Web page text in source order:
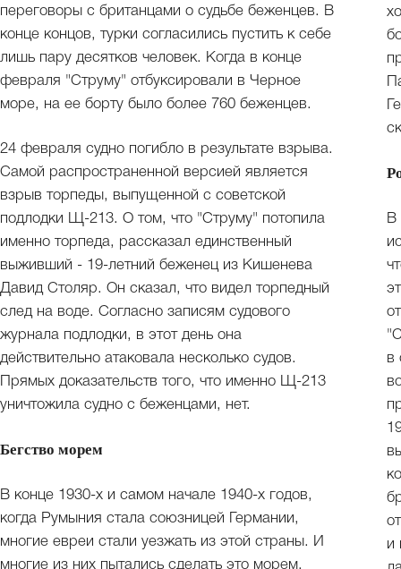
переговоры с британцами о судьбе беженцев. В
конце концов, турки согласились пустить к себе
лишь пару десятков человек. Когда в конце
февраля "Струму" отбуксировали в Черное
море, на ее борту было более 760 беженцев.
24 февраля судно погибло в результате взрыва.
Самой распространенной версией является
взрыв торпеды, выпущенной с советской
подлодки Щ-213. О том, что "Струму" потопила
именно торпеда, рассказал единственный
выживший - 19-летний беженец из Кишенева
Давид Столяр. Он сказал, что видел торпедный
след на воде. Согласно записям судового
журнала подлодки, в этот день она
действительно атаковала несколько судов.
Прямых доказательств того, что именно Щ-213
уничтожила судно с беженцами, нет.
Бегство морем
В конце 1930-х и самом начале 1940-х годов,
когда Румыния стала союзницей Германии,
многие евреи стали уезжать из этой страны. И
многие из них пытались сделать это морем.
В
в
и